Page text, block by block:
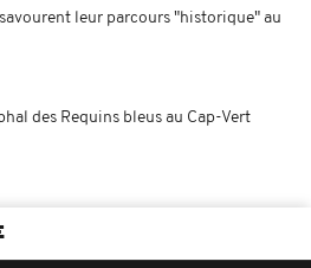
leur parcours "historique" au
des Requins bleus au Cap-Vert